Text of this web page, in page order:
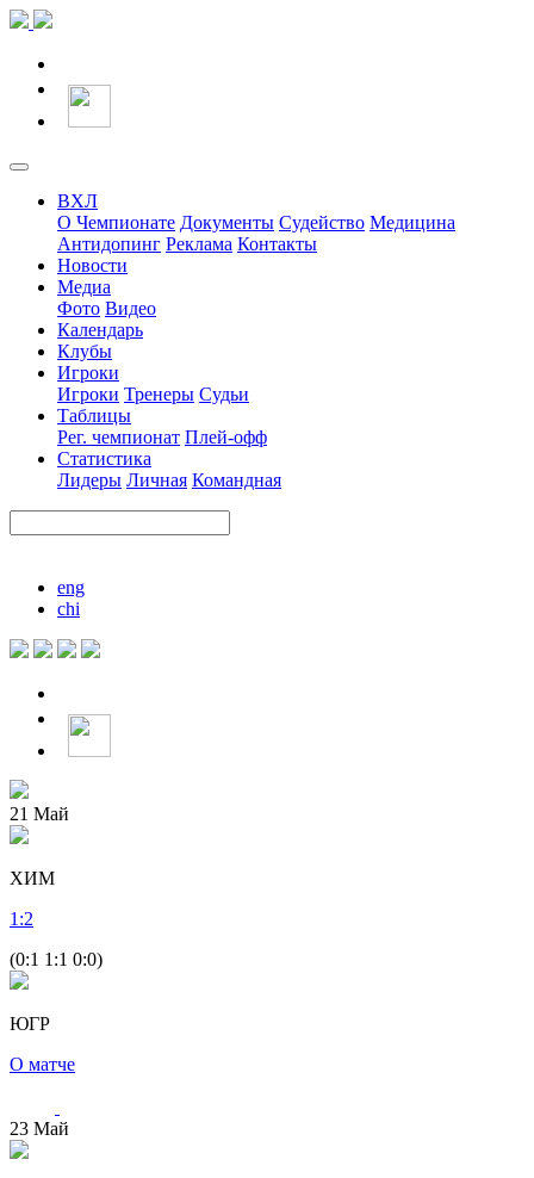
ВХЛ
О Чемпионате Документы Судейство Медицина
Антидопинг Реклама Контакты
Новости
Медиа
Фото Видео
Календарь
Клубы
Игроки
Игроки Тренеры Судьи
Таблицы
Рег. чемпионат Плей-офф
Статистика
Лидеры Личная Командная
eng
chi
21 Май
ХИМ
1 :2
(0:1 1:1 0:0)
ЮГР
О матче
23 Май